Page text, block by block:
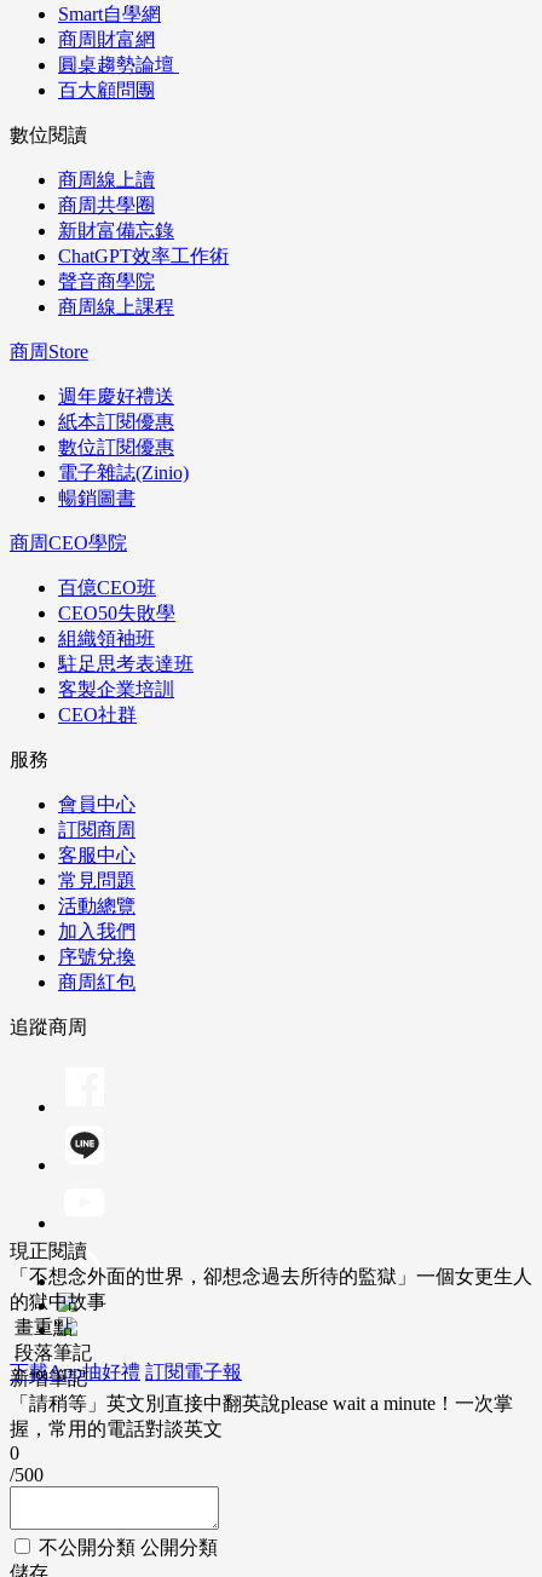
Smart自學網
商周財富網
圓桌趨勢論壇
百大顧問團
數位閱讀
商周線上讀
商周共學圈
新財富備忘錄
ChatGPT效率工作術
聲音商學院
商周線上課程
商周Store
週年慶好禮送
紙本訂閱優惠
數位訂閱優惠
電子雜誌(Zinio)
暢銷圖書
商周CEO學院
百億CEO班
CEO50失敗學
組織領袖班
駐足思考表達班
客製企業培訓
CEO社群
服務
會員中心
訂閱商周
客服中心
常見問題
活動總覽
加入我們
序號兌換
商周紅包
追蹤商周
下載App抽好禮 訂閱電子報
現正閱讀
「不想念外面的世界，卻想念過去所待的監獄」一個女更生人
的獄中故事
畫重點
段落筆記
新增筆記
「請稍等」英文別直接中翻英說please wait a minute！一次掌
握，常用的電話對談英文
0
/500
不公開分類 公開分類
儲存